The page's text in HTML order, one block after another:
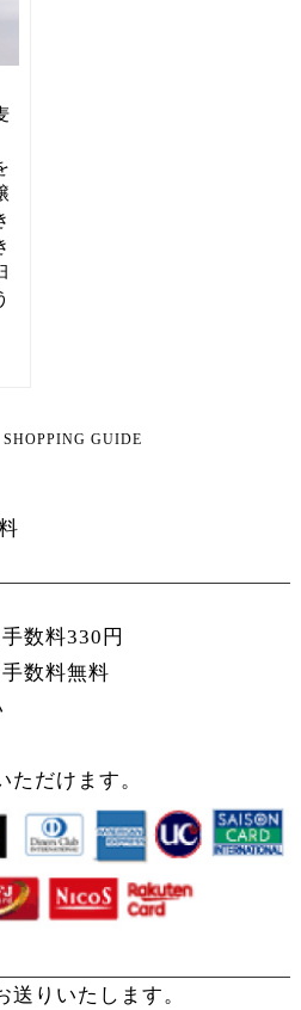
SHOPPING GUIDE
数料330円
数料無料
だけます。
りいたします。